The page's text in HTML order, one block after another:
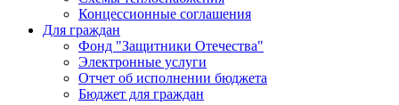
Концессионные соглашения
Для граждан
Фонд "Защитники Отечества"
Электронные услуги
Отчет об исполнении бюджета
Бюджет для граждан